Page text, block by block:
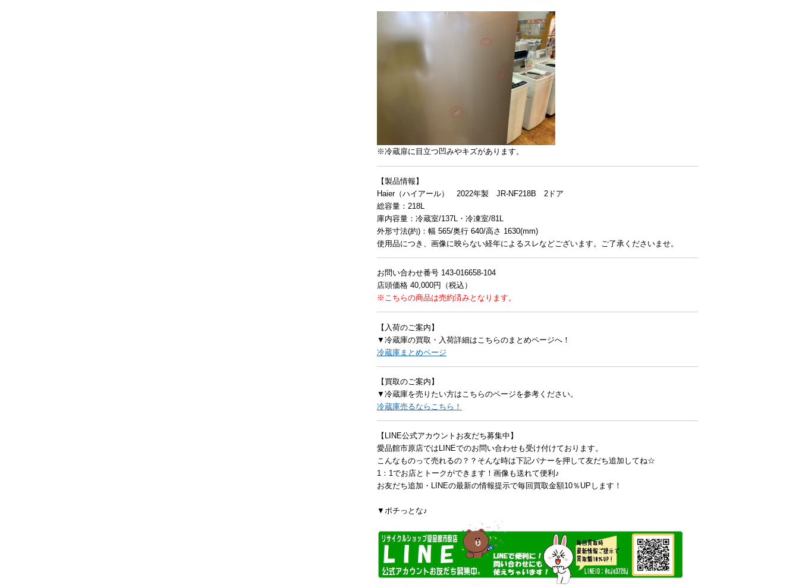
※冷蔵扉に目立つ凹みやキズがあります。
【製品情報】
Haier（ハイアール） 2022年製 JR-NF218B 2ドア
総容量：218L
庫内容量：冷蔵室/137L・冷凍室/81L
外形寸法(約)：幅 565/奥行 640/高さ 1630(mm)
使用品につき、画像に映らない経年によるスレなどございます。ご了承くださいませ。
お問い合わせ番号 143-016658-104
店頭価格 40,000円（税込）
※こちらの商品は売約済みとなります。
【入荷のご案内】
▼冷蔵庫の買取・入荷詳細はこちらのまとめページへ！
冷蔵庫まとめページ
【買取のご案内】
▼冷蔵庫を売りたい方はこちらのページを参考ください。
冷蔵庫売るならこちら！
【LINE公式アカウントお友だち募集中】
愛品館市原店ではLINEでのお問い合わせも受け付けております。
こんなものって売れるの？？そんな時は下記バナーを押して友だち追加してね☆
1：1でお店とトークができます！画像も送れて便利♪
お友だち追加・LINEの最新の情報提示で毎回買取金額10％UPします！
▼ポチっとな♪